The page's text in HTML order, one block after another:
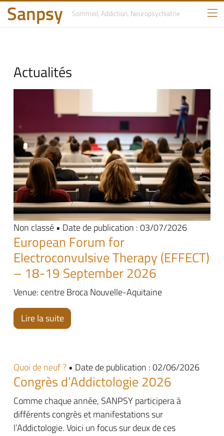
Sanpsy Sommeil, Addiction, Neuropsychiatrie
Actualités
Non classé • Date de publication : 03/07/2026
European Forum for
Electroconvulsive Therapy (EFFECT)
– 18-19 September 2026
Venue: centre Broca Nouvelle-Aquitaine
Lire la suite
Quoi de neuf ? • Date de publication : 02/06/2026
Congrès d’Addictologie 2026
Comme chaque année, SANPSY participera à
différents congrès et manifestations sur
l’Addictologie. Voici un focus sur deux de ces